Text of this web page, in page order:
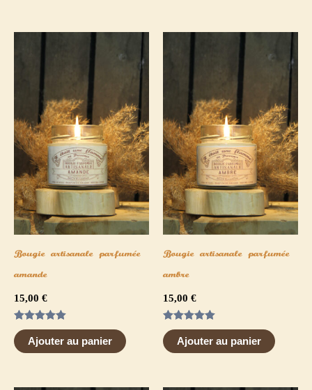
Bougie artisanale parfumée
amande
15,00 €
Note
5.00
sur 5
Ajouter au panier
Bougie artisanale parfumée
ambre
15,00 €
Note
5.00
sur 5
Ajouter au panier